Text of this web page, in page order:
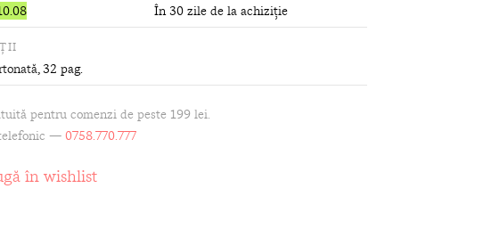
În 30 zile de la achiziție
, 32 pag.
pentru comenzi de peste 199 lei.
—0758.770.777
în wishlist